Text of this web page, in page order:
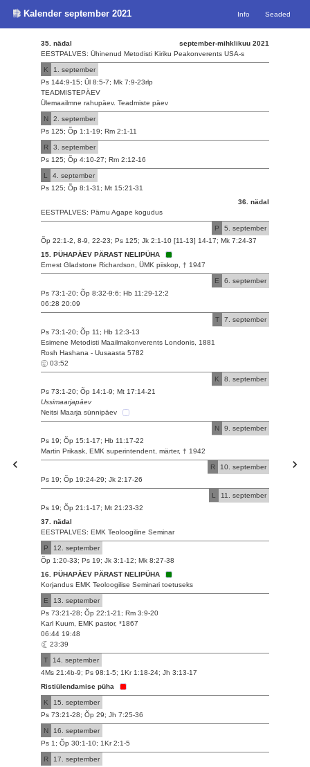
Kalender september 2021 Info Seaded
35. nädal
september-mihklikuu 2021
EESTPALVES: Ühinenud Metodisti Kiriku Peakonverents USA-s
K
1. september
Ps 144:9-15; Ül 8:5-7; Mk 7:9-23rlp
TEADMISTEPÄEV
Ülemaailmne rahupäev. Teadmiste päev
N
2. september
Ps 125; Õp 1:1-19; Rm 2:1-11
R
3. september
Ps 125; Õp 4:10-27; Rm 2:12-16
L
4. september
Ps 125; Õp 8:1-31; Mt 15:21-31
36. nädal
EESTPALVES: Pärnu Agape kogudus
P
5. september
Õp 22:1-2, 8-9, 22-23; Ps 125; Jk 2:1-10 [11-13] 14-17; Mk 7:24-37
15. PÜHAPÄEV PÄRAST NELIPÜHA
Ernest Gladstone Richardson, ÜMK piiskop, † 1947
E
6. september
Ps 73:1-20; Õp 8:32-9:6; Hb 11:29-12:2
06:28 20:09
T
7. september
Ps 73:1-20; Õp 11; Hb 12:3-13
Esimene Metodisti Maailmakonverents Londonis, 1881
Rosh Hashana - Uusaasta 5782
03:52
K
8. september
Ps 73:1-20; Õp 14:1-9; Mt 17:14-21
Ussimaarjapäev
Neitsi Maarja sünnipäev
N
9. september
Ps 19; Õp 15:1-17; Hb 11:17-22
Martin Prikask, EMK superintendent, märter, † 1942
R
10. september
Ps 19; Õp 19:24-29; Jk 2:17-26
L
11. september
Ps 19; Õp 21:1-17; Mt 21:23-32
37. nädal
EESTPALVES: EMK Teoloogiline Seminar
P
12. september
Õp 1:20-33; Ps 19; Jk 3:1-12; Mk 8:27-38
16. PÜHAPÄEV PÄRAST NELIPÜHA
Korjandus EMK Teoloogilise Seminari toetuseks
E
13. september
Ps 73:21-28; Õp 22:1-21; Rm 3:9-20
Karl Kuum, EMK pastor, *1867
06:44 19:48
23:39
T
14. september
4Ms 21:4b-9; Ps 98:1-5; 1Kr 1:18-24; Jh 3:13-17
Ristiülendamise püha
K
15. september
Ps 73:21-28; Õp 29; Jh 7:25-36
N
16. september
Ps 1; Õp 30:1-10; 1Kr 2:1-5
R
17. september